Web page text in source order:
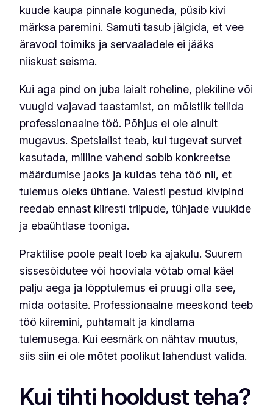
kuude kaupa pinnale koguneda, püsib kivi
märksa paremini. Samuti tasub jälgida, et vee
äravool toimiks ja servaaladele ei jääks
niiskust seisma.
Kui aga pind on juba laialt roheline, plekiline või
vuugid vajavad taastamist, on mõistlik tellida
professionaalne töö. Põhjus ei ole ainult
mugavus. Spetsialist teab, kui tugevat survet
kasutada, milline vahend sobib konkreetse
määrdumise jaoks ja kuidas teha töö nii, et
tulemus oleks ühtlane. Valesti pestud kivipind
reedab ennast kiiresti triipude, tühjade vuukide
ja ebaühtlase tooniga.
Praktilise poole pealt loeb ka ajakulu. Suurem
sissesõidutee või hooviala võtab omal käel
palju aega ja lõpptulemus ei pruugi olla see,
mida ootasite. Professionaalne meeskond teeb
töö kiiremini, puhtamalt ja kindlama
tulemusega. Kui eesmärk on nähtav muutus,
siis siin ei ole mõtet poolikut lahendust valida.
Kui tihti hooldust teha?